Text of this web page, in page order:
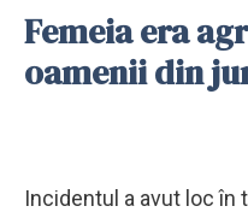
Femeia era
oamenii din
Incidentul a avut loc în